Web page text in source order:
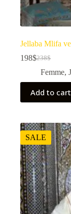
Jellaba Mlifa
238$
198$
Femme,
Add to cart
SALE